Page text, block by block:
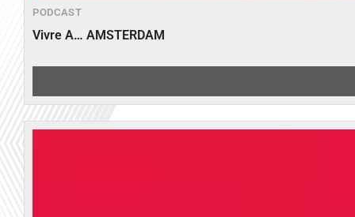
PODCAST
Vivre A… AMSTERDAM